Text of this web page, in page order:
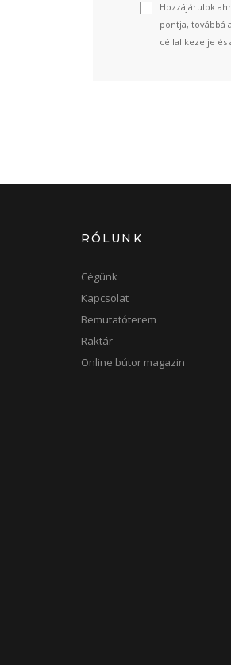
Hozzájárulok
pontja, továbbá
céllal kezelje
RÓLUNK
Cégünk
Kapcsolat
Bemutatóterem
Raktár
Online bútor magazin